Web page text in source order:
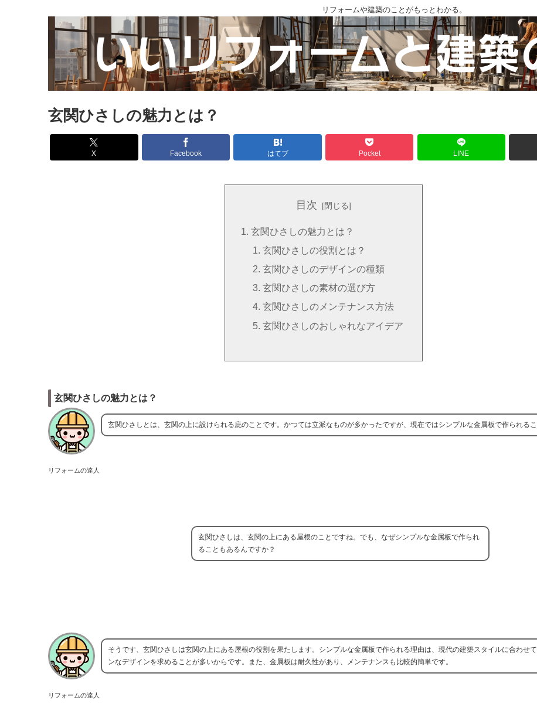
リフォームや建築のことがもっとわかる。
玄関ひさしの魅力とは？
X Facebook はてブ Pocket LINE
目次
玄関ひさしの魅力とは？
玄関ひさしの役割とは？
玄関ひさしのデザインの種類
玄関ひさしの素材の選び方
玄関ひさしのメンテナンス方法
玄関ひさしのおしゃれなアイデア
玄関ひさしの魅力とは？
リフォームの達人
玄関ひさしとは、玄関の上に設けられる庇のことです。かつては立派なものが多かったですが、現在ではシンプルな金属板で作られるこ
玄関ひさしは、玄関の上にある屋根のことですね。でも、なぜシンプルな金属板で作られ
ることもあるんですか？
リフォームの達人
そうです、玄関ひさしは玄関の上にある屋根の役割を果たします。シンプルな金属板で作られる理由は、現代の建築スタイルに合わせ
ンなデザインを求めることが多いからです。また、金属板は耐久性があり、メンテナンスも比較的簡単です。